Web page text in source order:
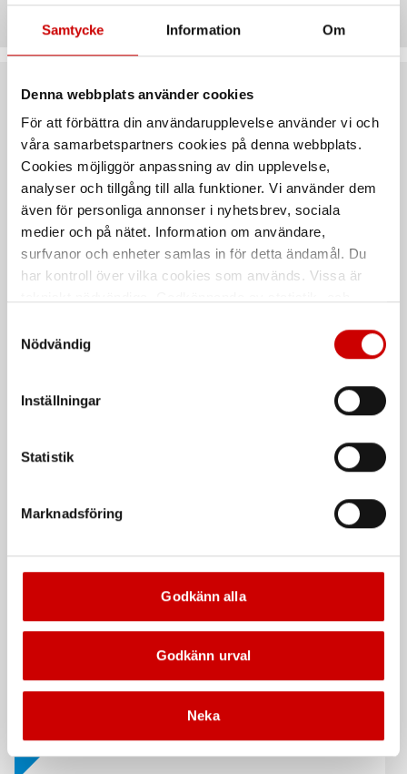
Samtycke Information Om
Denna webbplats använder cookies
För att förbättra din användarupplevelse använder vi och
våra samarbetspartners cookies på denna webbplats.
Cookies möjliggör anpassning av din upplevelse,
analyser och tillgång till alla funktioner. Vi använder dem
även för personliga annonser i nyhetsbrev, sociala
medier och på nätet. Information om användare,
surfvanor och enheter samlas in för detta ändamål. Du
har kontroll över vilka cookies som används. Vissa är
länder utanför EU med olika dataskyddsnormer. Genom
att godkänna samtycker du till sådana överföringar. Läs
Nödvändig
Inställningar
Statistik
Marknadsföring
Godkänn alla
Godkänn urval
Neka
Rekommenderat baserat på vald produkt
SL.PZ.PH.TX
PH1/PH2 mejsel, slimmad design.
Bitsmejsel compakt vde
Skruvmejsel spår, rund
De som köpte, köpte även
Kampanj